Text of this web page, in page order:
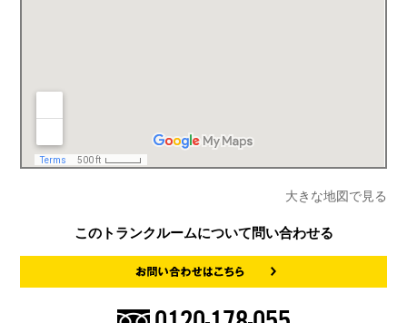
大きな地図で見る
このトランクルームについて問い合わせる